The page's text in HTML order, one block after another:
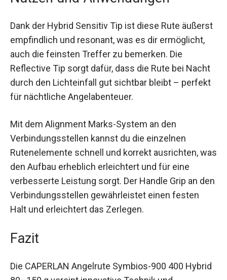
äußerst empfindlich und resonant, was es dir
ermöglicht, auch die feinsten Treffer zu
bemerken. Die Reflective Tip sorgt dafür, dass die
Rute bei Nacht durch den Lichteinfall gut sichtbar
bleibt – perfekt für nächtliche Angelabenteuer.
Verbindungsstellen kannst du die einzelnen
Rutenelemente schnell und korrekt ausrichten,
was den Aufbau erheblich erleichtert und für eine
verbesserte Leistung sorgt. Der Handle Grip an
den Verbindungsstellen gewährleistet einen
festen Halt und erleichtert das Zerlegen.
Fazit
Hybrid 80–150 g vereint innovative Technik und